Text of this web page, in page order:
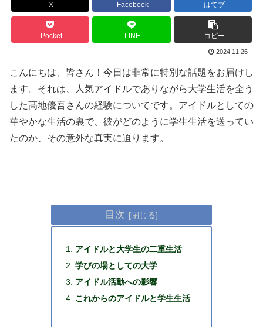
X Facebook はてブ
Pocket LINE コピー
2024.11.26
こんにちは、皆さん！今日は非常に特別な話題をお届けし
ます。それは、人気アイドルでありながら大学生活を全う
した髙地優吾さんの経験についてです。アイドルとしての
華やかな生活の裏で、彼がどのように学生生活を送ってい
たのか、その意外な真実に迫ります。
目次
アイドルと大学生の二重生活
学びの場としての大学
アイドル活動への影響
これからのアイドルと学生生活